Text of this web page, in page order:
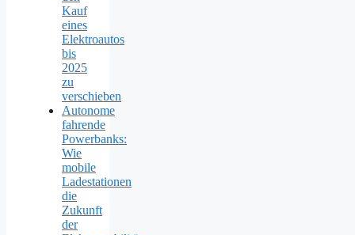
Kauf
eines
Elektroautos
bis
2025
zu
verschieben
Autonome
fahrende
Powerbanks:
Wie
mobile
Ladestationen
die
Zukunft
der